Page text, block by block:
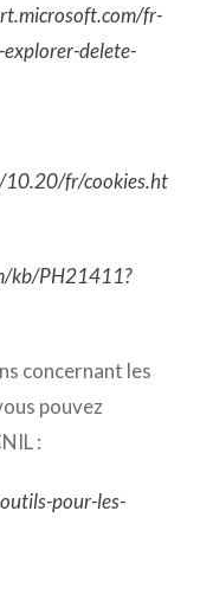
fr-
delete-
fr/cookies.ht
kb/PH21411?
concernant les
pouvez
:
pour-les-